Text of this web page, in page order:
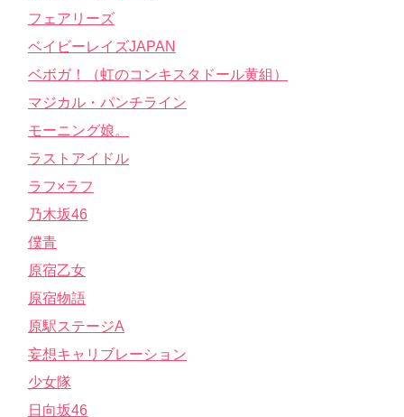
フェアリーズ
ベイビーレイズJAPAN
ベボガ！（虹のコンキスタドール黄組）
マジカル・パンチライン
モーニング娘。
ラストアイドル
ラフ×ラフ
乃木坂46
僕青
原宿乙女
原宿物語
原駅ステージA
妄想キャリブレーション
少女隊
日向坂46